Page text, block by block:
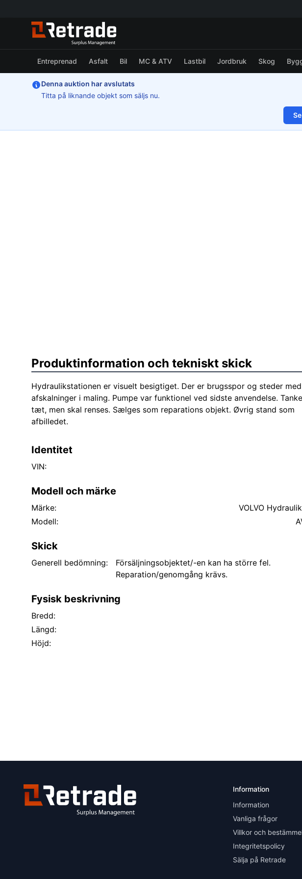
Entreprenad Asfalt Bil MC & ATV Lastbil Jordbruk Skog
Denna auktion har avslutats
Titta på liknande objekt som säljs nu.
Produktinformation och tekniskt skick
Hydraulikstationen er visuelt besigtiget. Der er brugsspor og steder
afskalninger i maling. Pumpe var funktionel ved sidste anvendelse.
tæt, men skal renses. Sælges som reparations objekt. Øvrig stand som
afbilledet.
Identitet
VIN:
Modell och märke
Märke:
VOLVO
Modell:
Skick
Generell bedömning:
Försäljningsobjektet/-en kan ha större fel.
Reparation/genomgång krävs.
Fysisk beskrivning
Bredd:
Längd:
Höjd:
Information
Information
Vanliga frågor
Villkor och
Integritetspolicy
Sälja på Retrade